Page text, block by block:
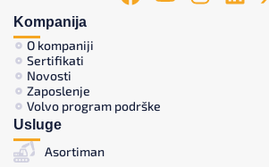
Kompanija
O kompaniji
Sertifikati
Novosti
Zaposlenje
Volvo program podrške
Usluge
Asortiman